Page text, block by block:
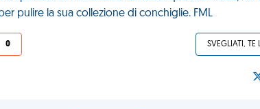
pulire la sua collezione di conchiglie. FML
0 SVEGLIATI, TE